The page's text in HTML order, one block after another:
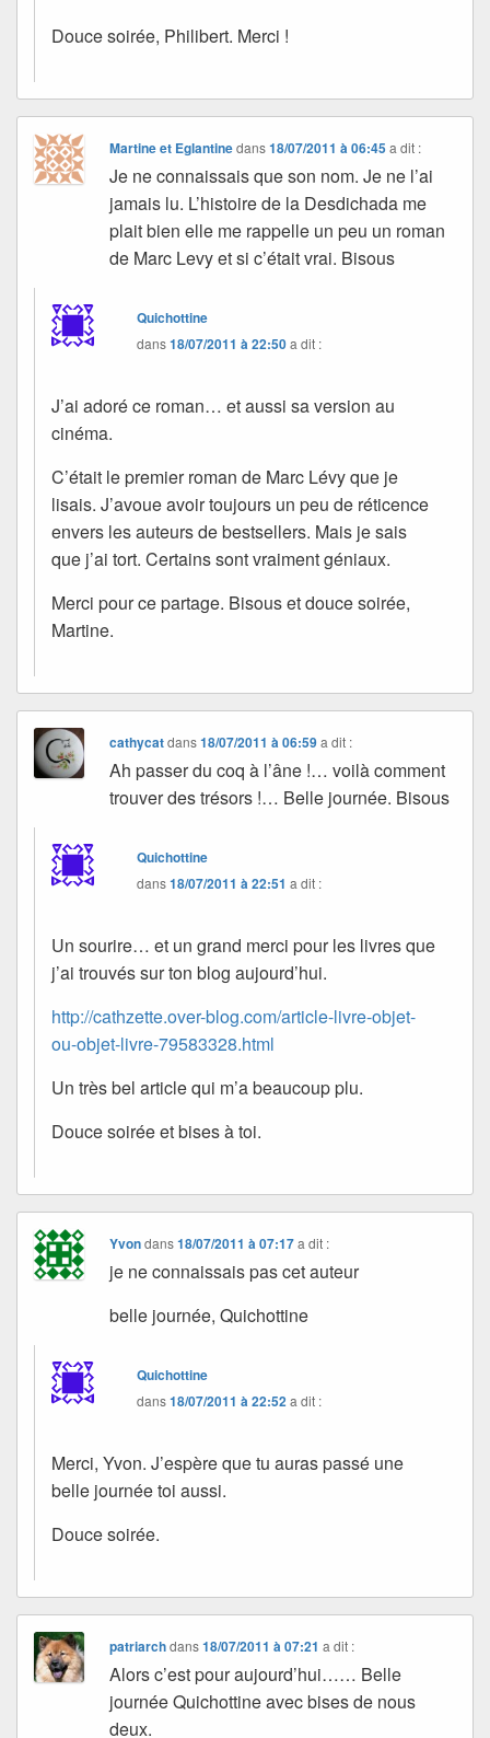
Douce soirée, Philibert. Merci !
Martine et Eglantinedans18/07/2011 à 06:45 a dit :
Je ne connaissais que son nom. Je ne l’ai
jamais lu. L’histoire de la Desdichada me
plait bien elle me rappelle un peu un roman
de Marc Levy et si c’était vrai. Bisous
Quichottine
dans18/07/2011 à 22:50a dit :
J’ai adoré ce roman… et aussi sa version au
cinéma.
C’était le premier roman de Marc Lévy que je
lisais. J’avoue avoir toujours un peu de réticence
envers les auteurs de bestsellers. Mais je sais
que j’ai tort. Certains sont vraiment géniaux.
Merci pour ce partage. Bisous et douce soirée,
Martine.
cathycatdans18/07/2011 à 06:59 a dit :
Ah passer du coq à l’âne !… voilà comment
trouver des trésors !… Belle journée. Bisous
Quichottine
dans18/07/2011 à 22:51 a dit :
Un sourire… et un grand merci pour les livres que
j’ai trouvés sur ton blog aujourd’hui.
http://cathzette.over-blog.com/article-livre-objet-
ou-objet-livre-79583328.html
Un très bel article qui m’a beaucoup plu.
Douce soirée et bises à toi.
Yvondans18/07/2011 à 07:17 a dit :
je ne connaissais pas cet auteur
belle journée, Quichottine
Quichottine
dans18/07/2011 à 22:52a dit :
Merci, Yvon. J’espère que tu auras passé une
belle journée toi aussi.
Douce soirée.
patriarchdans18/07/2011 à 07:21 a dit :
Alors c’est pour aujourd’hui…… Belle
journée Quichottine avec bises de nous
deux.